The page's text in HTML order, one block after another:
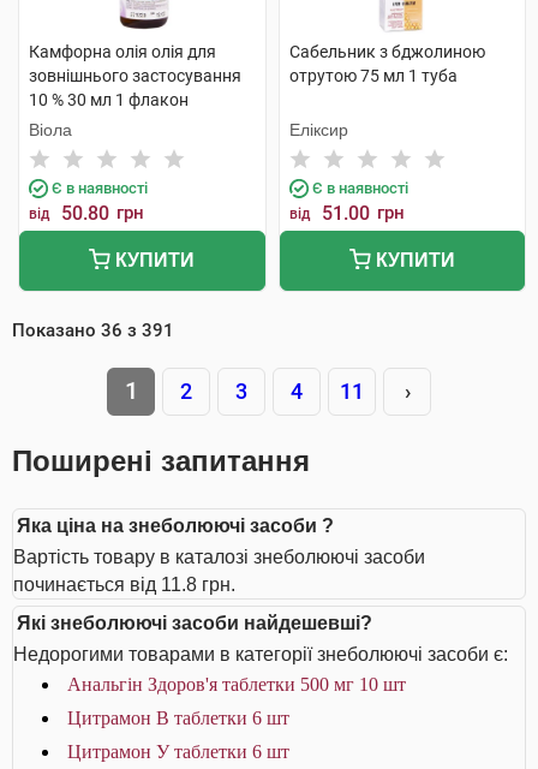
Камфорна олія олія для
зовнішнього застосування
10 % 30 мл 1 флакон
Віола
Є в наявності
від 50.80 грн
КУПИТИ
Сабельник з бджолиною
отрутою 75 мл 1 туба
Еліксир
Є в наявності
від 51.00 грн
КУПИТИ
Показано 36 з 391
1 2 3 4 11 ›
Поширені запитання
Яка ціна на знеболюючі засоби ?
Вартість товару в каталозі знеболюючі засоби
починається від 11.8 грн.
Які знеболюючі засоби найдешевші?
Недорогими товарами в категорії знеболюючі засоби є:
Анальгін Здоров'я таблетки 500 мг 10 шт
Цитрамон В таблетки 6 шт
Цитрамон У таблетки 6 шт